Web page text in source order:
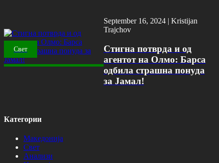
Свет
September 16, 2024 | Kristijan
Trajchov
Стигна потврда и од
агентот на Олмо: Барса
одбила страшна понуда
за Јамал!
Категории
Македонија
Свет
Анализи